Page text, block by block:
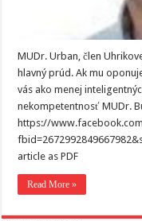
MUDr. Urban, člen
hlavný prúd. Ak mu
vás ako menej
nekompetentnosť MUDr.
https://
article as PDF
Read More »